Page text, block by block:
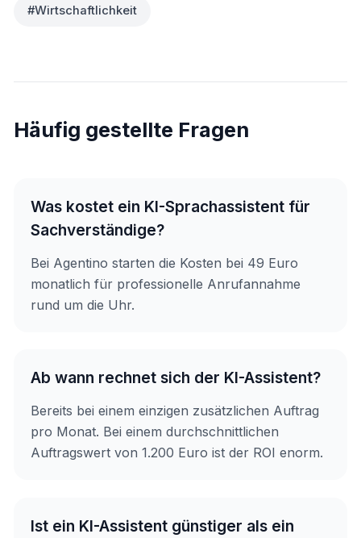
#Wirtschaftlichkeit
Häufig gestellte Fragen
Was kostet ein KI-Sprachassistent für
Sachverständige?
Bei Agentino starten die Kosten bei 49 Euro
monatlich für professionelle Anrufannahme
rund um die Uhr.
Ab wann rechnet sich der KI-Assistent?
Bereits bei einem einzigen zusätzlichen Auftrag
pro Monat. Bei einem durchschnittlichen
Auftragswert von 1.200 Euro ist der ROI enorm.
Ist ein KI-Assistent günstiger als ein